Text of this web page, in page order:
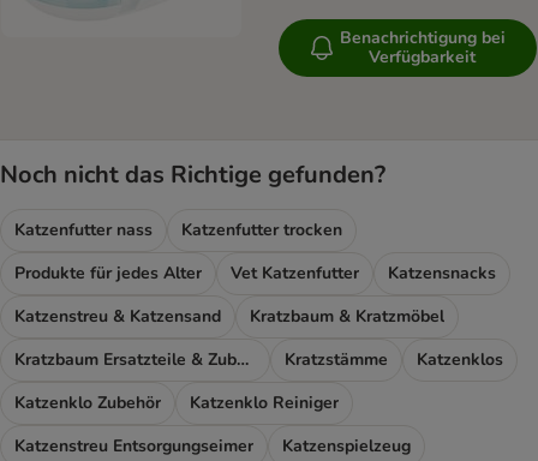
Benachrichtigung bei
Verfügbarkeit
Noch nicht das Richtige gefunden?
Katzenfutter nass
Katzenfutter trocken
Produkte für jedes Alter
Vet Katzenfutter
Katzensnacks
Katzenstreu & Katzensand
Kratzbaum & Kratzmöbel
Kratzbaum Ersatzteile & Zubehör
Kratzstämme
Katzenklos
Katzenklo Zubehör
Katzenklo Reiniger
Katzenstreu Entsorgungseimer
Katzenspielzeug